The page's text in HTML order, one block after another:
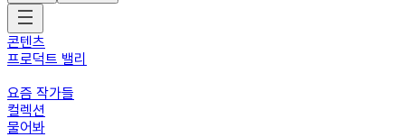
콘텐츠
프로덕트 밸리
요즘 작가들
컬렉션
물어봐